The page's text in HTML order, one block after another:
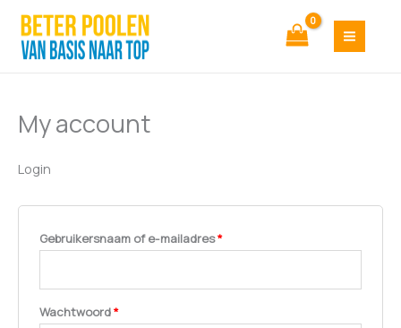
naar
My account
Login
Gebruikersnaam of e-mailadres*
Wachtwoord*
Vereist